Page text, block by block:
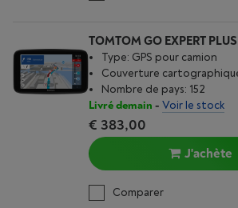
TOMTOM GO EXPERT
Type: GPS pour camion
Couverture
Nombre de pays: 152
Livré demain - Voir le stock
€ 383,00
J'achète
Comparer